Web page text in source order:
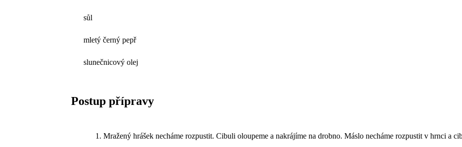
sůl
mletý černý pepř
slunečnicový olej
Postup přípravy
Mražený hrášek necháme rozpustit. Cibuli oloupeme a nakrájíme na drobno. Máslo necháme rozpustit v hrnci a